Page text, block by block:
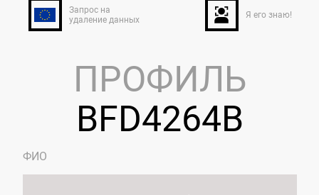
Запрос на
удаление данных
Я его знаю!
ПРОФИЛЬ
BFD4264B
ФИО